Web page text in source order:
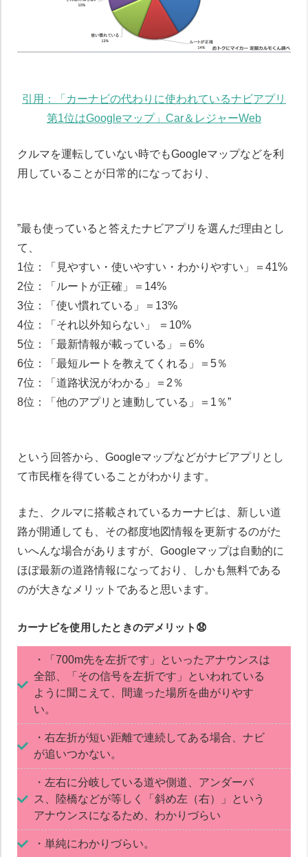
引用：「カーナビの代わりに使われているナビアプリ
第1位はGoogleマップ」Car＆レジャーWeb
クルマを運転していない時でもGoogleマップなどを利
用していることが日常的になっており、
”最も使っていると答えたナビアプリを選んだ理由とし
て、
1位：「見やすい・使いやすい・わかりやすい」＝41%
2位：「ルートが正確」＝14%
3位：「使い慣れている」＝13%
4位：「それ以外知らない」 ＝10%
5位：「最新情報が載っている」＝6%
6位：「最短ルートを教えてくれる」＝5％
7位：「道路状況がわかる」＝2％
8位：「他のアプリと連動している」＝1％”
という回答から、Googleマップなどがナビアプリとし
て市民権を得ていることがわかります。
また、クルマに搭載されているカーナビは、新しい道
路が開通しても、その都度地図情報を更新するのがた
いへんな場合がありますが、Googleマップは自動的に
ほぼ最新の道路情報になっており、しかも無料である
のが大きなメリットであると思います。
カーナビを使用したときのデメリット😧
・「700m先を左折です」といったアナウンスは
全部、「その信号を左折です」といわれている
ように聞こえて、間違った場所を曲がりやす
い。
・右左折が短い距離で連続してある場合、ナビ
が追いつかない。
・左右に分岐している道や側道、アンダーパ
ス、陸橋などが等しく「斜め左（右）」という
アナウンスになるため、わかりづらい
・単純にわかりづらい。